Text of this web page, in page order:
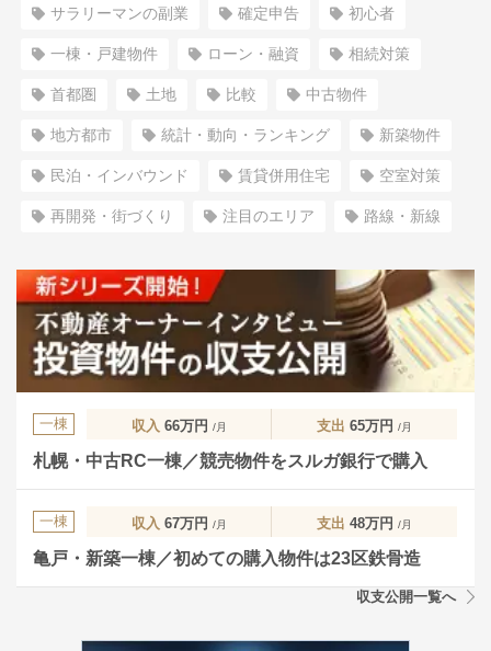
サラリーマンの副業 確定申告 初心者
一棟・戸建物件 ローン・融資 相続対策
首都圏 土地 比較 中古物件
地方都市 統計・動向・ランキング 新築物件
民泊・インバウンド 賃貸併用住宅 空室対策
再開発・街づくり 注目のエリア 路線・新線
一棟 収入 66万円 /月 支出 65万円 /月
札幌・中古RC一棟／競売物件をスルガ銀行で購入
一棟 収入 67万円 /月 支出 48万円 /月
亀戸・新築一棟／初めての購入物件は23区鉄骨造
収支公開一覧へ